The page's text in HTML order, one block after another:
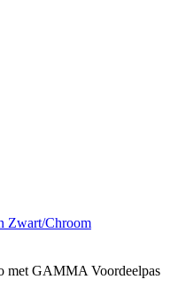
Zwart/Chroom
met GAMMA Voordeelpas